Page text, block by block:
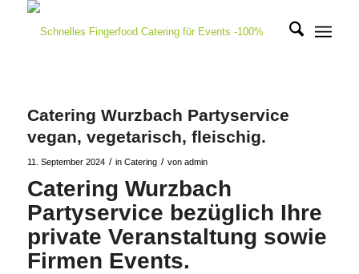
Catering Wurzbach Partyservice
vegan, vegetarisch, fleischig.
11. September 2024 / in Catering / von admin
Catering Wurzbach
Partyservice bezüglich Ihre
private Veranstaltung sowie
Firmen Events.